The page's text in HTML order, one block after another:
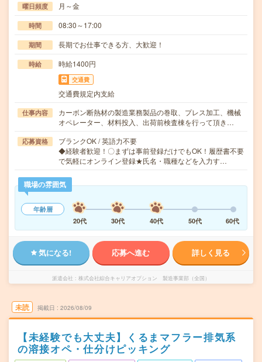
曜日頻度 月～金
時間 08:30～17:00
期間 長期でお仕事できる方、大歓迎！
時給 時給1400円
交通費
交通費規定内支給
仕事内容
カーボン断熱材の製造業務製品の巻取、プレス加工、機械
オペレーター、材料投入、出荷前検査棟を行って頂き…
応募資格
ブランクOK / 英語力不要
◆経験者歓迎！〇まずは事前登録だけでもOK！履歴書不要
で気軽にオンライン登録★氏名・職種などを入力す…
職場の雰囲気
年齢層
20代
30代 40代 50代 60代
気になる! 応募へ進む 詳しく見る
派遣会社 株式会社綜合キャリアオプション 製造事業部（全国）
未読 掲載日 2026/08/09
【未経験でも大丈夫】くるまマフラー排気系
の溶接オペ・仕分けピッキング